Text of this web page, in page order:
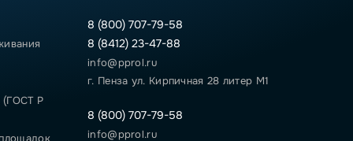
(ГОСТ Р
8 (800) 707-79-58
8 (8412) 23-47-88
info@pprol.ru
г. Пенза ул. Кирпичная 28 литер М1
8 (800) 707-79-58
info@pprol.ru